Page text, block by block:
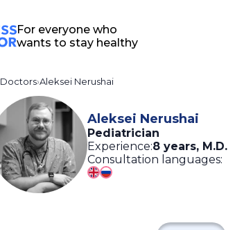
For everyone who
wants to stay healthy
Doctors Aleksei Nerushai
Aleksei Nerushai
Pediatrician
Experience:8 years, M.D.
Consultation languages: